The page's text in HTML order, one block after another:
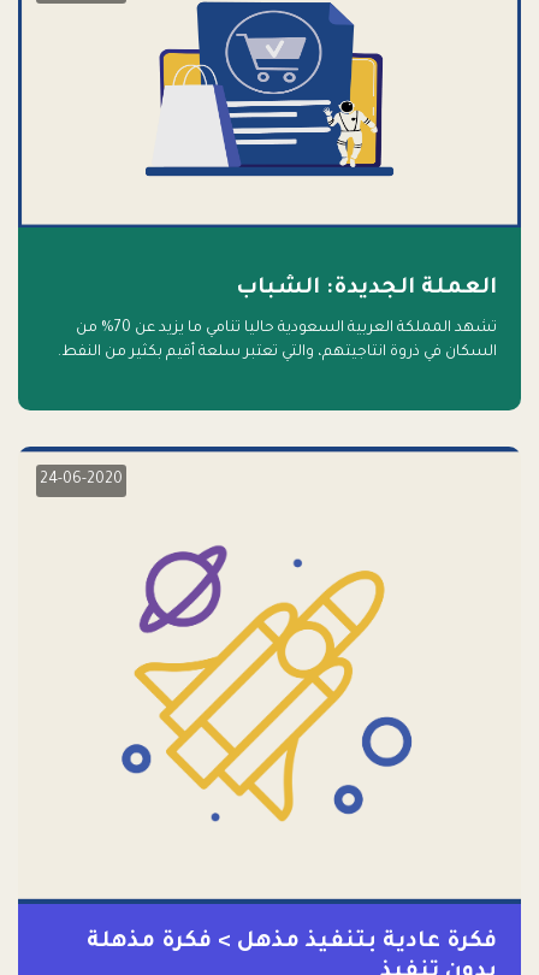
العملة الجديدة: الشباب
تشهد المملكة العربية السعودية حاليا تنامي ما يزيد عن 70% من
السكان في ذروة انتاجيتهم، والتي تعتبر سلعة أقيم بكثير من النفط.
24-06-2020
فكرة عادية بتنفيذ مذهل > فكرة مذهلة